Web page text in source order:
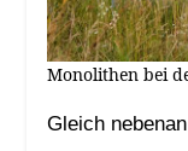
Monolithen bei
Gleich